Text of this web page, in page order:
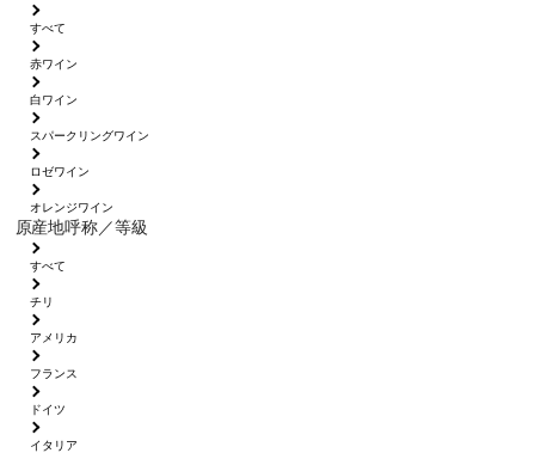
すべて
赤ワイン
白ワイン
スパークリングワイン
ロゼワイン
オレンジワイン
原産地呼称／等級
すべて
チリ
アメリカ
フランス
ドイツ
イタリア